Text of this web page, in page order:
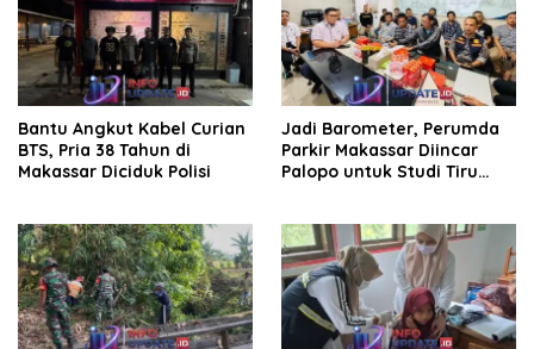
Bantu Angkut Kabel Curian
BTS, Pria 38 Tahun di
Makassar Diciduk Polisi
Jadi Barometer, Perumda
Parkir Makassar Diincar
Palopo untuk Studi Tiru